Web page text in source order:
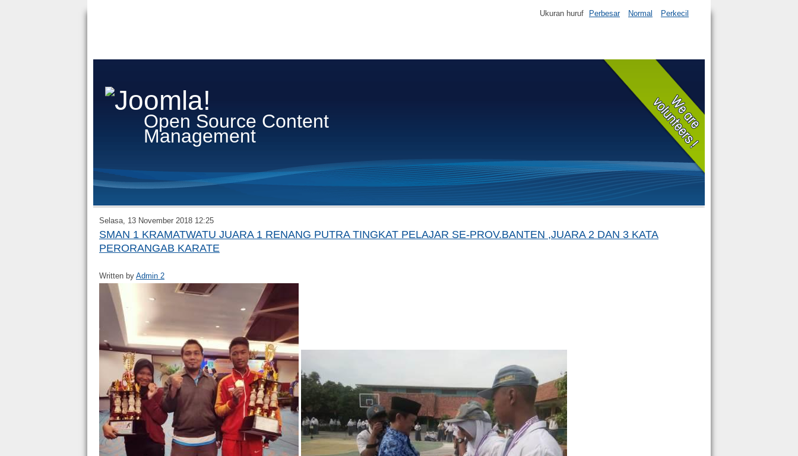
Open Source Content
Management
Ukuran huruf Perbesar Normal Perkecil
Selasa, 13 November 2018 12:25
SMAN 1 KRAMATWATU JUARA 1 RENANG PUTRA TINGKAT PELAJAR SE-PROV.BANTEN ,JUARA 2 DAN 3 KATA
PERORANGAB KARATE
Written by Admin 2